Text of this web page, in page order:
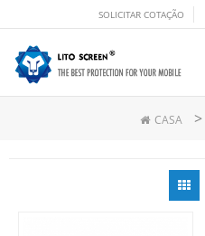
SOLICITAR COTAÇÃO
CASA >